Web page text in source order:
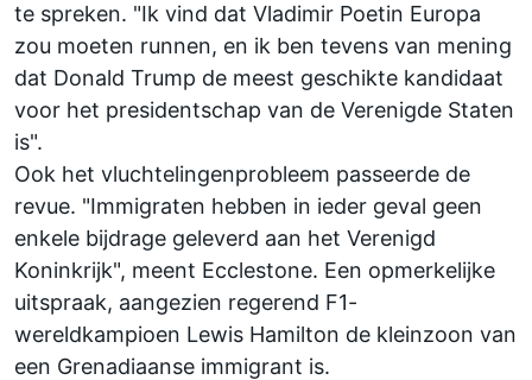
te spreken. "Ik vind dat Vladimir Poetin Europa
zou moeten runnen, en ik ben tevens van mening
dat Donald Trump de meest geschikte kandidaat
voor het presidentschap van de Verenigde Staten
is".
Ook het vluchtelingenprobleem passeerde de
revue. "Immigraten hebben in ieder geval geen
enkele bijdrage geleverd aan het Verenigd
Koninkrijk", meent Ecclestone. Een opmerkelijke
uitspraak, aangezien regerend F1-
wereldkampioen Lewis Hamilton de kleinzoon van
een Grenadiaanse immigrant is.